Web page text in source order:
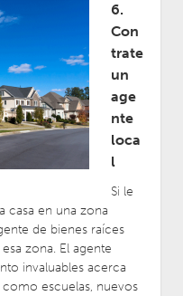
6.
Con
trate
un
age
nte
loca
l
Si le
casa en una zona
de bienes raíces
zona. El agente
invaluables acerca
escuelas, nuevos